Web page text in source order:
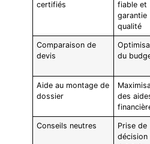
certifiés
fiable et
garantie
qualité
Comparaison de
devis
du
Aide au montage de
dossier
des
Conseils neutres
Prise de
décision